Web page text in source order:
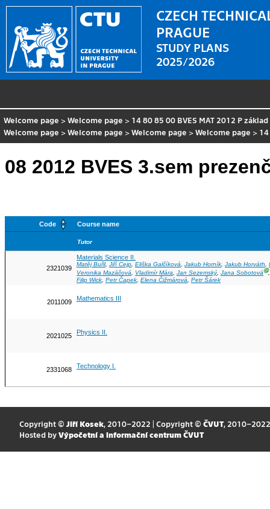
CZECH
PRAGUE
STUDY PLANS
2025/2026
Welcome page >Welcome page > 14 80 85 00 BVES MAT 2012 P základ
Welcome page >Welcome page >Welcome page >Welcome page > 14
08 2012 BVES 3.sem
Code Course name
Tutor
2321039
Materials Science II.
Matěj Buřil, Jiří Cejp, Eliška Galčíková, Jakub Horník, Jakub Horváth,
Veronika Mazáčová, Vladimír Mára, Jan Sezemský, Jana SobotováⒼ
Filip Wick Petr Čapek Elena Čižmárová Petr Šárek
2011009 Mathematics III
2021025 Physics II.
2331068 Technology I.
Copyright © Jiří Kosek, 2010–2022 | Copyright © ČVUT, 2010–2022
Hosted by Výpočetní a informační centrum ČVUT